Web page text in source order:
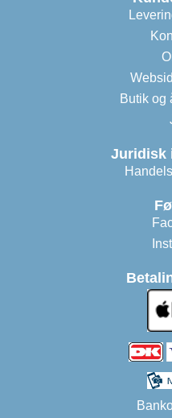
Butik og
Juridisk